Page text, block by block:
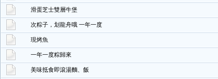
滑蛋芝士雙層牛堡
次粽子，划龍舟哦 一年一度
現烤魚
一年一度粽歸來
美味抵食即滾湯麵、飯